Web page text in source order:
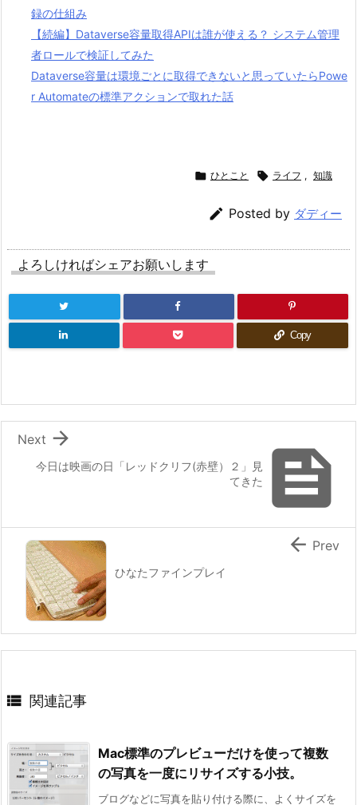
録の仕組み
【続編】Dataverse容量取得APIは誰が使える？ システム管理
者ロールで検証してみた
Dataverse容量は環境ごとに取得できないと思っていたらPowe
r Automateの標準アクションで取れた話
 ひとこと  ライフ , 知識
 Posted by ダディー
よろしければシェアお願いします
Copy

今日は映画の日「レッドクリフ(赤壁）２」見
てきた

Next
ひなたファインプレイ
 Prev
 関連記事
Mac標準のプレビューだけを使って複数
の写真を一度にリサイズする小技。
ブログなどに写真を貼り付ける際に、よくサイズを